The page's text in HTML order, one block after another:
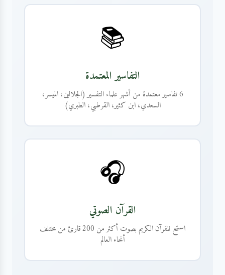
📚
التفاسير المعتمدة
6 تفاسير معتمدة من أشهر علماء التفسير (الجلالين، الميسر،
السعدي، ابن كثير، القرطبي، الطبري)
🎧
القرآن الصوتي
استمع للقرآن الكريم بصوت أكثر من 200 قارئ من مختلف
أنحاء العالم